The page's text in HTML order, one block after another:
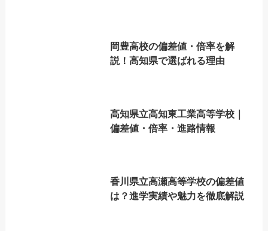
岡豊高校の偏差値・倍率を解
説！高知県で選ばれる理由
高知県立高知東工業高等学校｜
偏差値・倍率・進路情報
香川県立高瀬高等学校の偏差値
は？進学実績や魅力を徹底解説